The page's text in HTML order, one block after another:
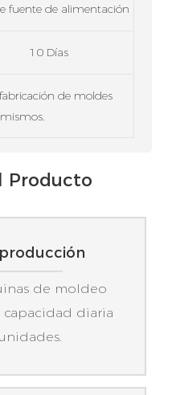
fuente de alimentación
10 Días
de moldes
Producto
de moldeo
diaria